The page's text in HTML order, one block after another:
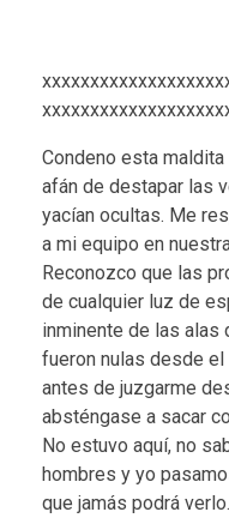
Condeno esta
afán de destapar las
yacían ocultas. Me
a mi equipo en
Reconozco que las
de cualquier luz de
inminente de las alas
fueron nulas desde el
antes de juzgarme
absténgase a sacar
No estuvo aquí, no
hombres y yo
que jamás podrá